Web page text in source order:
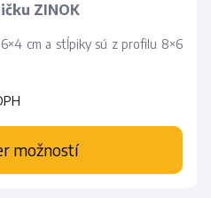
ZINOK
cm a stĺpiky sú z profilu 8×6
možností